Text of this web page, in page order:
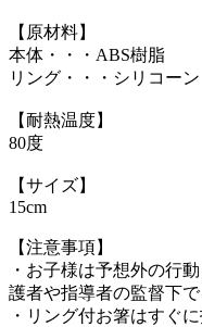
【原材料】
本体・・・ABS樹脂
リング・・・シリコーン
【耐熱温度】
80度
【サイズ】
15cm
【注意事項】
・お子様は予想外の行
護者や指導者の監督下で
・リング付お箸はすぐ